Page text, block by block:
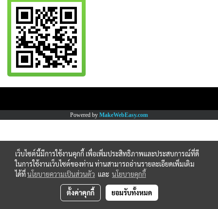
Powered by MakeWebEasy.com
เว็บไซต์นี้มีการใช้งานคุกกี้ เพื่อเพิ่มประสิทธิภาพและประสบการณ์ที่ดี
ในการใช้งานเว็บไซต์ของท่าน ท่านสามารถอ่านรายละเอียดเพิ่มเติม
ได้ที่นโยบายความเป็นส่วนตัว และ นโยบายคุกกี้
ตั้งค่าคุกกี้ ยอมรับทั้งหมด